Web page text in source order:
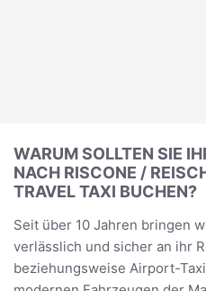
WARUM SOLLTEN SIE
NACH RISCONE /
TRAVEL TAXI BUCHEN?
Seit über 10 Jahren bringen
verlässlich und sicher an ihr
beziehungsweise Airport-